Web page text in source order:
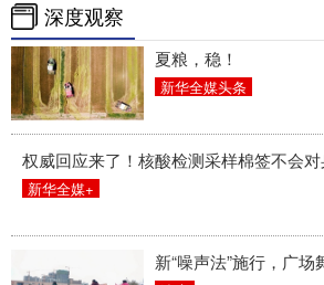
深度观察
夏粮，稳！
新华全媒头条
权威回应来了！核酸检测采样棉签不会
新华全媒+
新“噪声法”施行，广场